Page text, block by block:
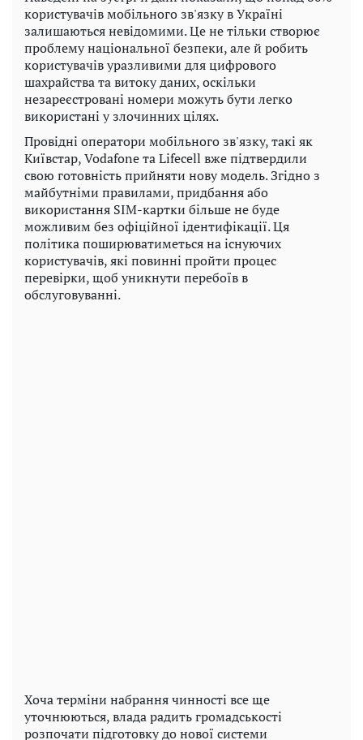
користувачів мобільного зв'язку в Україні
залишаються невідомими. Це не тільки створює
проблему національної безпеки, але й робить
користувачів уразливими для цифрового
шахрайства та витоку даних, оскільки
незареєстровані номери можуть бути легко
використані у злочинних цілях.
Провідні оператори мобільного зв'язку, такі як
Київстар, Vodafone та Lifecell вже підтвердили
свою готовність прийняти нову модель. Згідно з
майбутніми правилами, придбання або
використання SIM-картки більше не буде
можливим без офіційної ідентифікації. Ця
політика поширюватиметься на існуючих
користувачів, які повинні пройти процес
перевірки, щоб уникнути перебоїв в
обслуговуванні.
Хоча терміни набрання чинності все ще
уточнюються, влада радить громадськості
розпочати підготовку до нової системи